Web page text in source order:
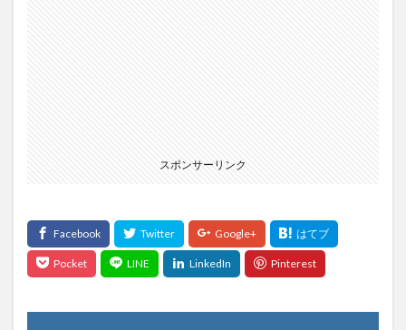
スポンサーリンク